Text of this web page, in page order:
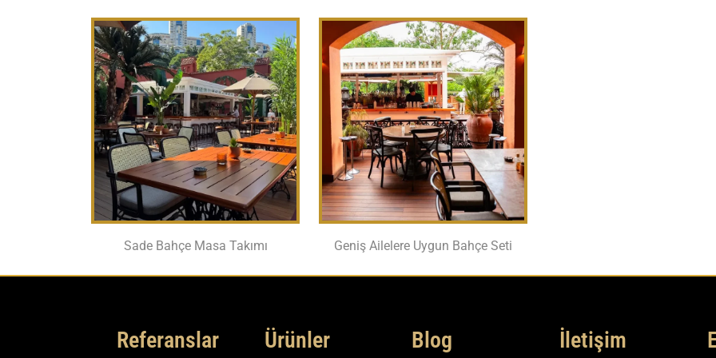
Sade Bahçe Masa Takımı Geniş Ailelere Uygun Bahçe Seti
Referanslar Ürünler Blog İletişim